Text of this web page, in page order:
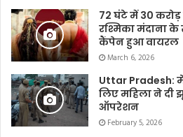
72 घंटे में 30
रश्मिका मंदाना
कैंपेन हुआ वायरल
March 6, 2026
Uttar Pradesh:
लिए महिला ने दी
ऑपरेशन
February 5, 2026